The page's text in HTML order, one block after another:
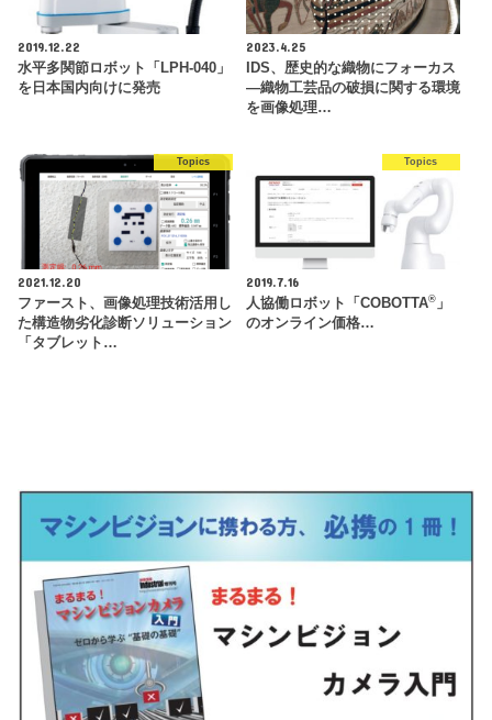
2019.12.22
水平多関節ロボット「LPH-040」
を日本国内向けに発売
2023.4.25
IDS、歴史的な織物にフォーカス
―織物工芸品の破損に関する環境
を画像処理…
Topics
2021.12.20
ファースト、画像処理技術活用し
た構造物劣化診断ソリューション
「タブレット…
Topics
2019.7.16
人協働ロボット「COBOTTA®」
のオンライン価格…